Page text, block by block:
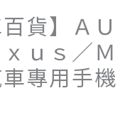
貨】ＡＵ
ｕｓ／Ｍ
專用手機